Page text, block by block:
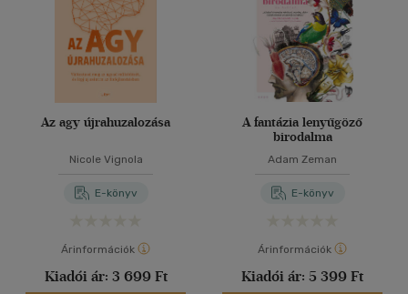
Az agy újrahuzalozása
Nicole Vignola
E-könyv
Árinformációk
Kiadói ár: 3 699 Ft
A fantázia lenyűgöző
birodalma
Adam Zeman
E-könyv
Árinformációk
Kiadói ár: 5 399 Ft